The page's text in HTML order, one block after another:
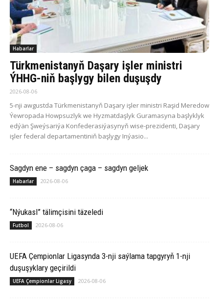
Habarlar
Türkmenistanyň Daşary işler ministri
ÝHHG-niň başlygy bilen duşuşdy
2026-08-06
5-nji awgustda Türkmenistanyň Daşary işler ministri Raşid Meredow
Ýewropada Howpsuzlyk we Hyzmatdaşlyk Guramasyna başlyklyk
edýän Şweýsariýa Konfederasiýasynyň wise-prezidenti, Daşary
işler federal departamentiniň başlygy Inýasio...
Sagdyn ene – sagdyn çaga – sagdyn geljek
Habarlar 2026-08-06
“Nýukasl” tälimçisini täzeledi
Futbol 2026-08-06
UEFA Çempionlar Ligasynda 3-nji saýlama tapgyryň 1-nji
duşuşyklary geçirildi
UEFA Çempionlar Ligasy 2026-08-06